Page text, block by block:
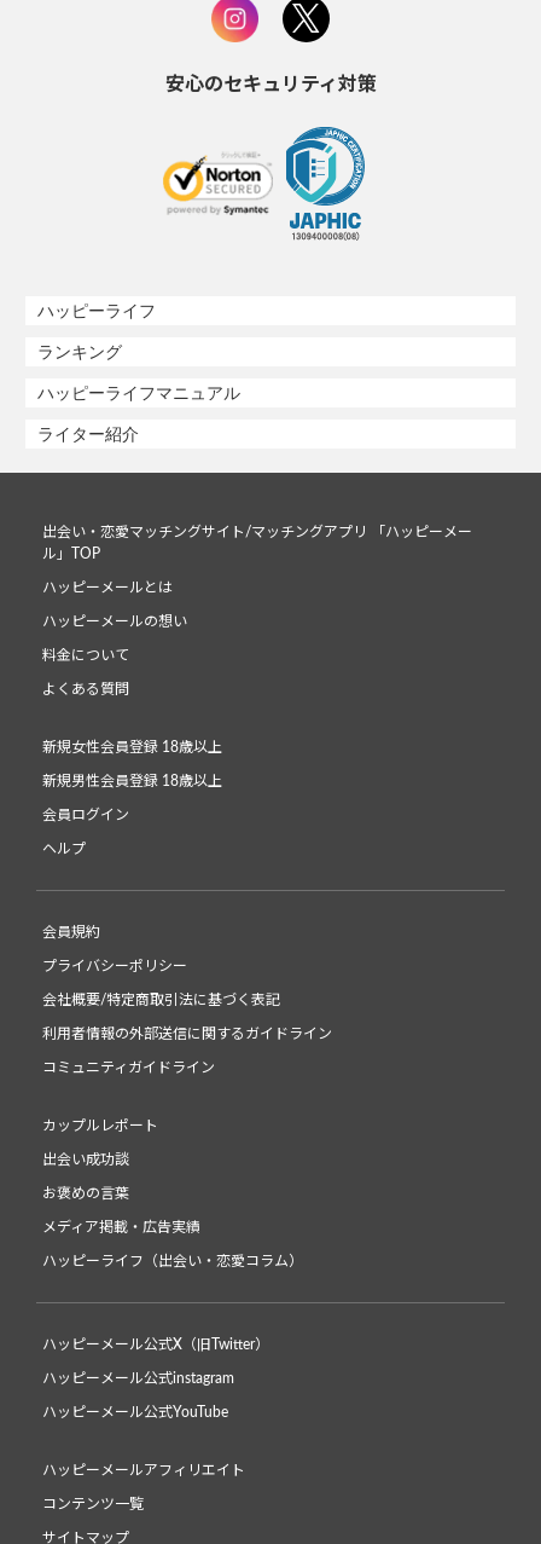
安心のセキュリティ対策
ハッピーライフ
ランキング
ハッピーライフマニュアル
ライター紹介
出会い・恋愛マッチングサイト/マッチングアプリ 「ハッピーメー
ル」TOP
ハッピーメールとは
ハッピーメールの想い
料金について
よくある質問
新規女性会員登録 18歳以上
新規男性会員登録 18歳以上
会員ログイン
ヘルプ
会員規約
プライバシーポリシー
会社概要/特定商取引法に基づく表記
利用者情報の外部送信に関するガイドライン
コミュニティガイドライン
カップルレポート
出会い成功談
お褒めの言葉
メディア掲載・広告実績
ハッピーライフ（出会い・恋愛コラム）
ハッピーメール公式X（旧Twitter）
ハッピーメール公式instagram
ハッピーメール公式YouTube
ハッピーメールアフィリエイト
コンテンツ一覧
サイトマップ